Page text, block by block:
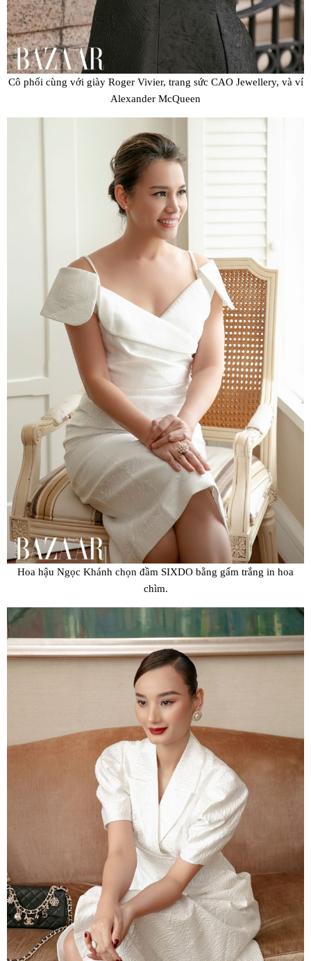
Cô phối cùng với giày Roger Vivier, trang sức CAO Jewellery, và ví
Alexander McQueen
Hoa hậu Ngọc Khánh chọn đầm SIXDO bằng gấm trắng in hoa
chìm.